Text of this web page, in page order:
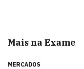
Mais na Exame
MERCADOS